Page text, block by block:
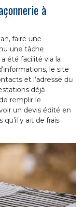
à
faire une
une tâche
été facilité via la
le site
et l’adresse du
déjà
remplir le
un devis édité en
y ait de frais